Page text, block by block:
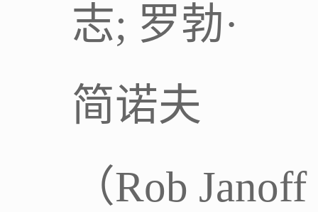
志; 罗勃·
简诺夫
（Rob